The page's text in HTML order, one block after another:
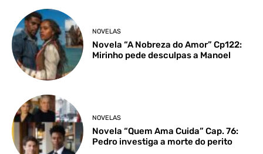
NOVELAS
Novela “A Nobreza do Amor” Cp122:
Mirinho pede desculpas a Manoel
NOVELAS
Novela “Quem Ama Cuida” Cap. 76:
Pedro investiga a morte do perito